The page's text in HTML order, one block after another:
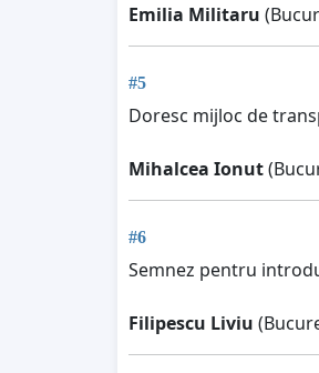
Emilia Militaru
#5
Doresc mijloc de
Mihalcea Ionut
#6
Semnez pentru
Filipescu Liviu